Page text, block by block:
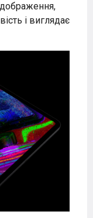
і виглядає